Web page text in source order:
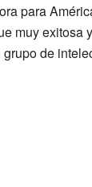
para
muy exitosa
de